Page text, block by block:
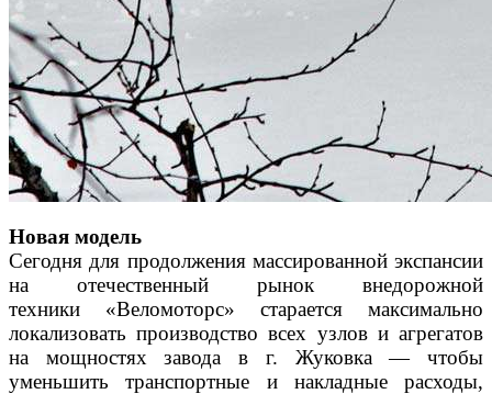
Новая модель
Сегодня для продолжения массированной экспансии
на отечественный рынок внедорожной
техники «Веломоторс» старается максимально
локализовать производство всех узлов и агрегатов
на мощностях завода в г. Жуковка — чтобы
уменьшить транспортные и накладные расходы,